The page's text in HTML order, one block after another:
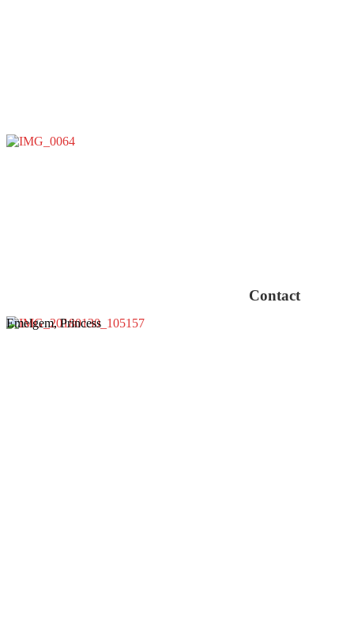
Emelgem, Princess
Contact